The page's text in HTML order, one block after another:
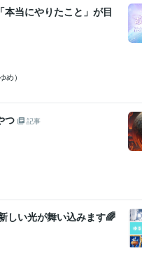
リング、チャクラ活性化 各種
潜在能力
帰
当にやりたこと」が目
め）
つ
記事
しい光が舞い込みます🌈